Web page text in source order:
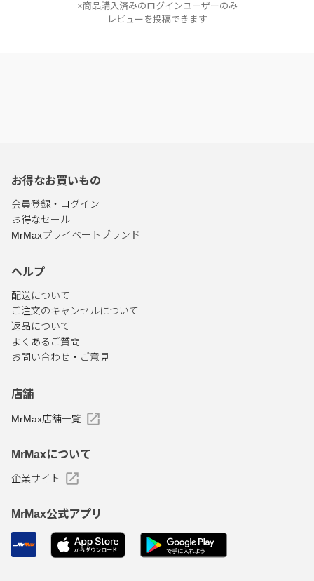
※商品購入済みのログインユーザーのみ
レビューを投稿できます
お得なお買いもの
会員登録・ログイン
お得なセール
MrMaxプライベートブランド
ヘルプ
配送について
ご注文のキャンセルについて
返品について
よくあるご質問
お問い合わせ・ご意見
店舗
MrMax店舗一覧
MrMaxについて
企業サイト
MrMax公式アプリ